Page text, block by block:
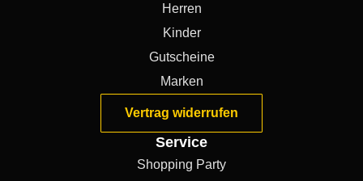
Herren
Kinder
Gutscheine
Marken
Vertrag widerrufen
Service
Shopping Party